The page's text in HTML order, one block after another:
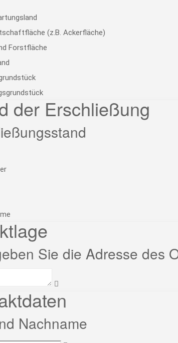
(z.B. Ackerfläche)
Forstfläche
der Erschließung
Sie die Adresse des
Nachname